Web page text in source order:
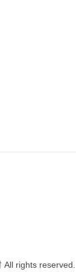
rights reserved.